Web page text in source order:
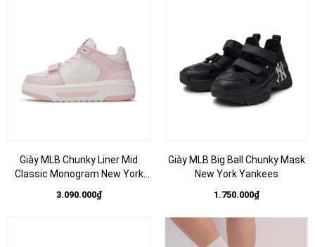
Giày MLB Chunky Liner Mid
Classic Monogram New York
3.090.000₫
Giày MLB Big Ball Chunky Mask
New York Yankees
1.750.000₫